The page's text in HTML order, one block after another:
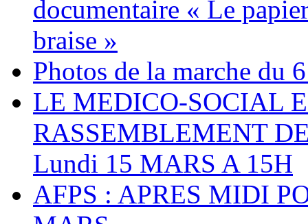
documentaire « Le
braise »
Photos de la marche du
LE MEDICO-SOCIAL
RASSEMBLEMENT
Lundi 15 MARS A 15H
AFPS : APRES MIDI